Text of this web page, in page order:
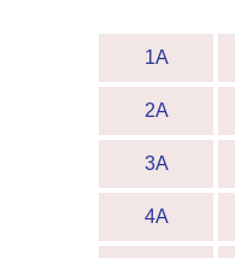
1A
2A
3A
4A